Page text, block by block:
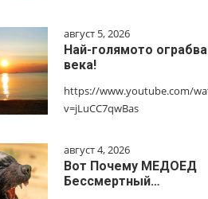
август 5, 2026
Най-голямото
века!
https://www.youtube.com/
v=jLuCC7qwBas
август 4, 2026
Вот Почему МЕДОЕД
Бессмертный…